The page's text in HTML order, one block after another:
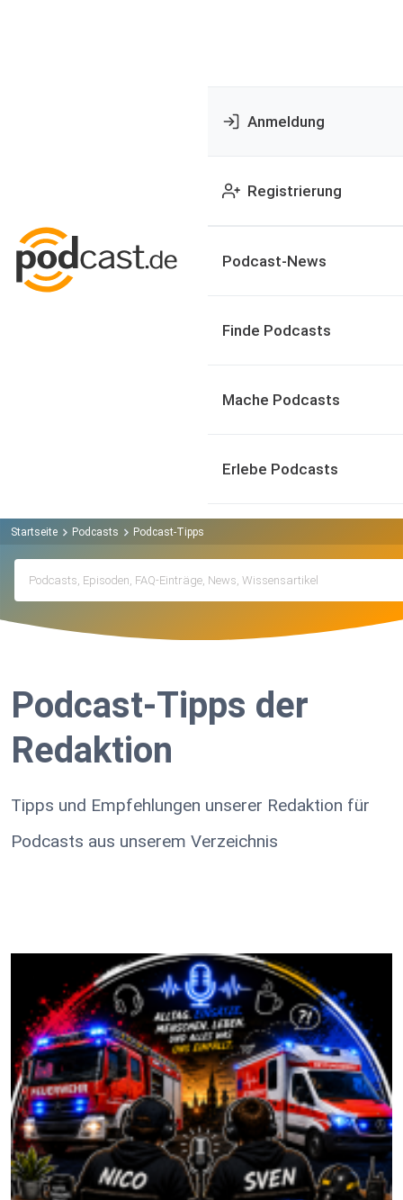
Anmeldung
Registrierung
Podcast-News
Finde Podcasts
Mache Podcasts
Erlebe Podcasts
Startseite Podcasts Podcast-Tipps
Podcast-Tipps der
Redaktion
Tipps und Empfehlungen unserer Redaktion für
Podcasts aus unserem Verzeichnis